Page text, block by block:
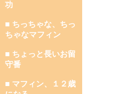
功
■ ちっちゃな、ちっ
ちゃなマフィン
■ ちょっと長いお留
守番
■ マフィン、１２歳